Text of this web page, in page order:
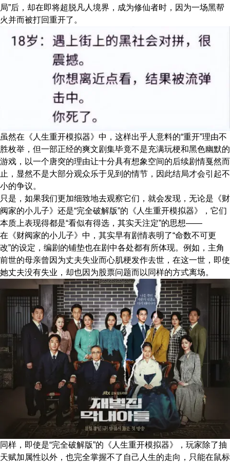
局”后，却在即将超脱凡人境界，成为修仙者时，因为一场黑帮
火并而被打回重开了。
虽然在《人生重开模拟器》中，这样出乎人意料的“重开”理由不
胜枚举，但一部正经的爽文剧集毕竟不是充满玩梗和黑色幽默的
游戏，以一个唐突的理由让十分具有想象空间的后续剧情戛然而
止，显然不是大部分观众乐于见到的情节，因此结局才会引起不
小的争议。
只是，如果我们更加细致地去观察它们，就会发现，无论是《财
阀家的小儿子》还是“完全破解版”的《人生重开模拟器》，它们
本质上表现得都是“看似有得选，其实天注定”的思想——
在《财阀家的小儿子》中，其实早有剧情表明了“命数不可更
改”的设定，编剧的铺垫也在剧中各处都有所体现。例如，主角
前世的母亲曾因为丈夫失业而心肌梗发作去世，在这一世，即使
她丈夫没有失业，却也因为股票问题而以同样的方式离场。
同样，即使是“完全破解版”的《人生重开模拟器》，玩家除了抽
天赋加属性以外，也完全掌握不了自己人生的走向，只能在鼠标